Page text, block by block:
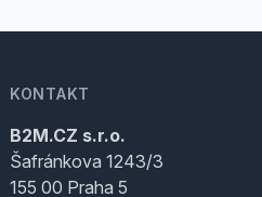
KONTAKT
B2M.CZ s.r.o.
Šafránkova 1243/3
155 00 Praha 5